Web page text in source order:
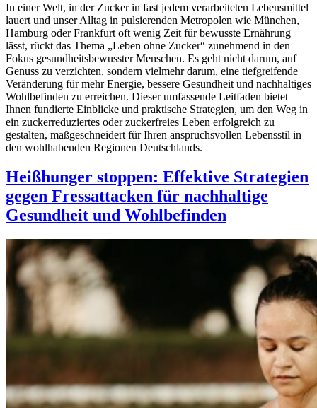
In einer Welt, in der Zucker in fast jedem verarbeiteten Lebensmittel
lauert und unser Alltag in pulsierenden Metropolen wie München,
Hamburg oder Frankfurt oft wenig Zeit für bewusste Ernährung
lässt, rückt das Thema „Leben ohne Zucker“ zunehmend in den
Fokus gesundheitsbewusster Menschen. Es geht nicht darum, auf
Genuss zu verzichten, sondern vielmehr darum, eine tiefgreifende
Veränderung für mehr Energie, bessere Gesundheit und nachhaltiges
Wohlbefinden zu erreichen. Dieser umfassende Leitfaden bietet
Ihnen fundierte Einblicke und praktische Strategien, um den Weg in
ein zuckerreduziertes oder zuckerfreies Leben erfolgreich zu
gestalten, maßgeschneidert für Ihren anspruchsvollen Lebensstil in
den wohlhabenden Regionen Deutschlands.
Heißhunger stoppen: Effektive Strategien
gegen Fressattacken für nachhaltige
Gesundheit und Wohlbefinden